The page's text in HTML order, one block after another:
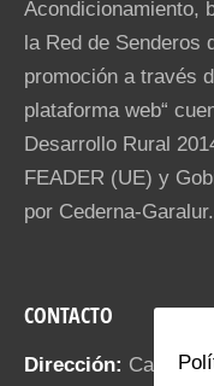
Acondicionamiento,
la Red de Senderos
promoción a través
plataforma web“
Desarrollo Rural
FEADER (UE) y
por Cederna-Garalur.
CONTACTO
Dirección: Calle